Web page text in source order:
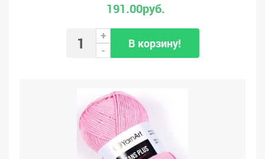
191.00руб.
+
-
В корзину!